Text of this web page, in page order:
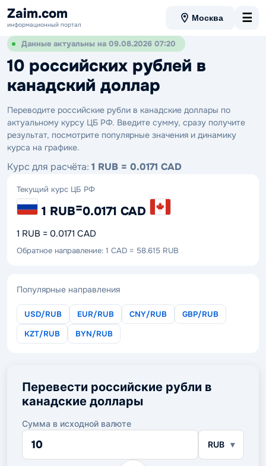
Zaim.com
информационный портал
Москва ☰
Данные актуальны на 09.08.2026 07:20
10 российских рублей в
канадский доллар
Переводите российские рубли в канадские доллары по
актуальному курсу ЦБ РФ. Введите сумму, сразу получите
результат, посмотрите популярные значения и динамику
курса на графике.
Курс для расчёта: 1 RUB = 0.0171 CAD
Текущий курс ЦБ РФ
1 RUB=0.0171 CAD
1 RUB = 0.0171 CAD
Обратное направление: 1 CAD = 58.615 RUB
Популярные направления
USD/RUB EUR/RUB CNY/RUB
GBP/RUB
KZT/RUB
BYN/RUB
Перевести российские рубли в
канадские доллары
Сумма в исходной валюте
Сумма
исходной
RUB